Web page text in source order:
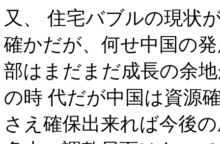
又、 住宅バブルの現状
確かだが、何せ中国の
部はまだまだ成長の余
の時 代だが中国は資源
さえ確保出来れば今後